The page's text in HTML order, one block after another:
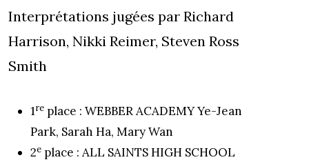
Interprétations jugées par Richard
Harrison, Nikki Reimer, Steven Ross
Smith
1re place : WEBBER ACADEMY Ye-Jean
Park, Sarah Ha, Mary Wan
2e place : ALL SAINTS HIGH SCHOOL